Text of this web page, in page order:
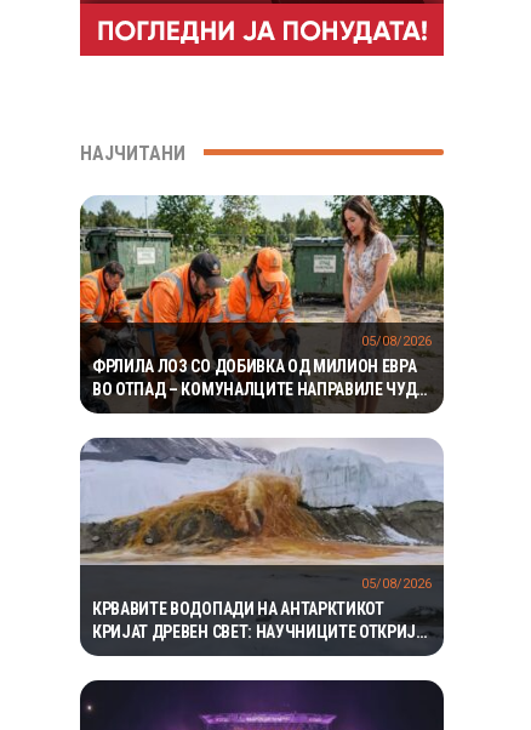
НАЈЧИТАНИ
ФРЛИЛА ЛОЗ СО ДОБИВКА ОД МИЛИОН ЕВРА
ВО ОТПАД – КОМУНАЛЦИТЕ НАПРАВИЛЕ ЧУДО
ЗА ДА ГО ПРОНАЈДАТ
05/08/2026
КРВАВИТЕ ВОДОПАДИ НА АНТАРКТИКОТ
КРИЈАТ ДРЕВЕН СВЕТ: НАУЧНИЦИТЕ ОТКРИЈА
ЕКОСИСТЕМ ИЗОЛИРАН ПОВЕЌЕ ОД 1,5
МИЛИОНИ ГОДИНИ
05/08/2026